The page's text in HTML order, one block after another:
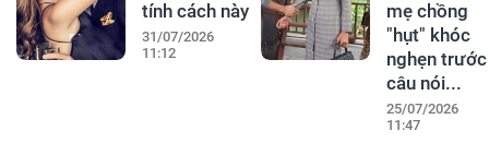
tính cách này
31/07/2026
11:12
mẹ chồng
"hụt" khóc
nghẹn trước
câu nói...
25/07/2026
11:47